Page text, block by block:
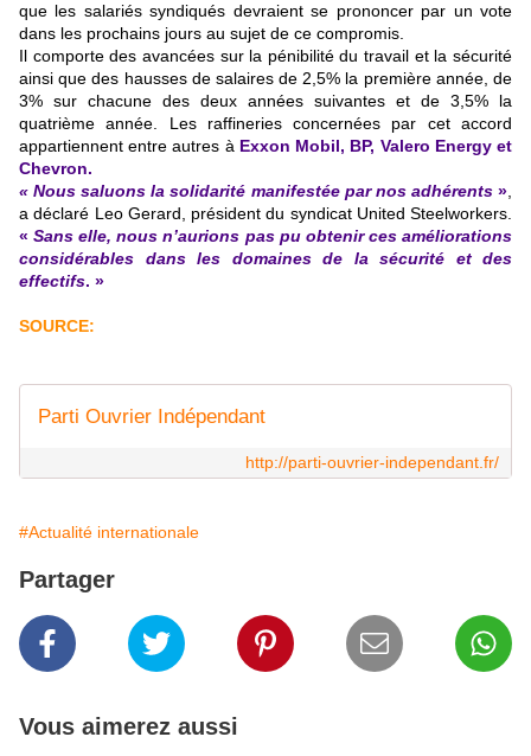
que les salariés syndiqués devraient se prononcer par un vote
dans les prochains jours au sujet de ce compromis.
Il comporte des avancées sur la pénibilité du travail et la sécurité
ainsi que des hausses de salaires de 2,5% la première année, de
3% sur chacune des deux années suivantes et de 3,5% la
quatrième année. Les raffineries concernées par cet accord
appartiennent entre autres à Exxon Mobil, BP, Valero Energy et
Chevron.
« Nous saluons la solidarité manifestée par nos adhérents»
a déclaré Leo Gerard, président du syndicat United Steelworkers.
«Sans elle, nous n’aurions pas pu obtenir ces améliorations
considérables dans les domaines de la sécurité et des
effectifs. »
SOURCE:
Parti Ouvrier Indépendant
http://parti-ouvrier-independant.fr/
#Actualité internationale
Partager
Vous aimerez aussi